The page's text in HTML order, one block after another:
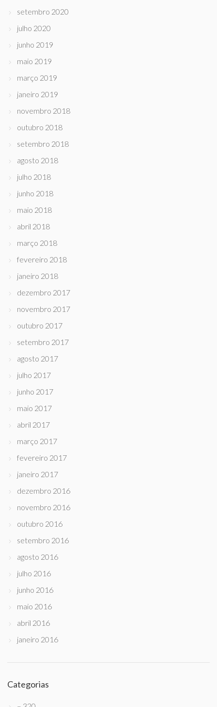
setembro 2020
julho 2020
junho 2019
maio 2019
março 2019
janeiro 2019
novembro 2018
outubro 2018
setembro 2018
agosto 2018
julho 2018
junho 2018
maio 2018
abril 2018
março 2018
fevereiro 2018
janeiro 2018
dezembro 2017
novembro 2017
outubro 2017
setembro 2017
agosto 2017
julho 2017
junho 2017
maio 2017
abril 2017
março 2017
fevereiro 2017
janeiro 2017
dezembro 2016
novembro 2016
outubro 2016
setembro 2016
agosto 2016
julho 2016
junho 2016
maio 2016
abril 2016
janeiro 2016
Categorias